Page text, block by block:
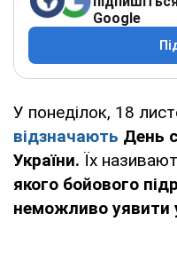
Google
У понеділок, 18
відзначають День
України. Їх
якого бойового
неможливо уявити